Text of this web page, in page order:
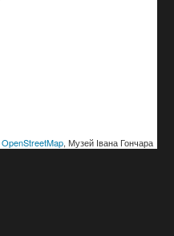
OpenStreetMap, Музей Івана Гончара